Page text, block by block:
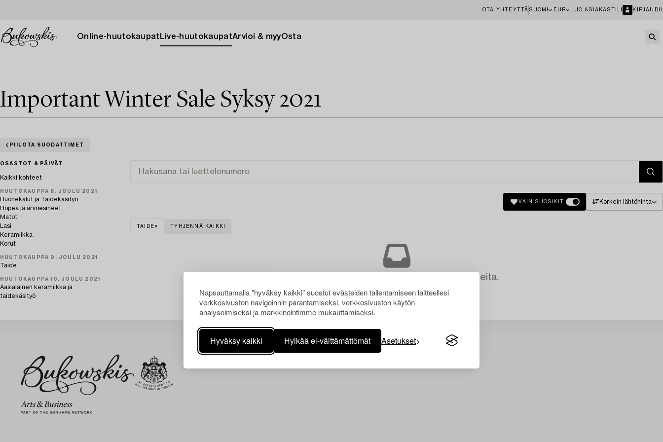
Napsauttamalla "hyväksy kaikki" suostut evästeiden tallentamiseen laitteellesi
verkkosivuston navigoinnin parantamiseksi, verkkosivuston käytön
analysoimiseksi ja markkinointimme mukauttamiseksi.
Hyväksy kaikki Hylkää ei-välttämättömät Asetukset
OTA YHTEYTTÄ SUOMI EUR LUO ASIAKASTILI KIRJAUDU
Online-huutokaupat Live-huutokaupatArvioi & myyOsta
Important Winter Sale Syksy 2021
PIILOTA SUODATTIMET
OSASTOT & PÄIVÄT
Kaikki kohteet
HUUTOKAUPPA 8. JOULU 2021
Huonekalut ja Taidekäsityö
Hopea ja arvoesineet
Matot
Lasi
Keramiikka
Korut
HUUTOKAUPPA 9. JOULU 2021
Taide
HUUTOKAUPPA 10. JOULU 2021
Aasialainen keramiikka ja
taidekäsityö
VAIN SUOSIKIT Korkein lähtöhinta
TAIDE TYHJENNÄ KAIKKI
Juuri nyt ei löytynyt hakuasi vastaavia kohteita.